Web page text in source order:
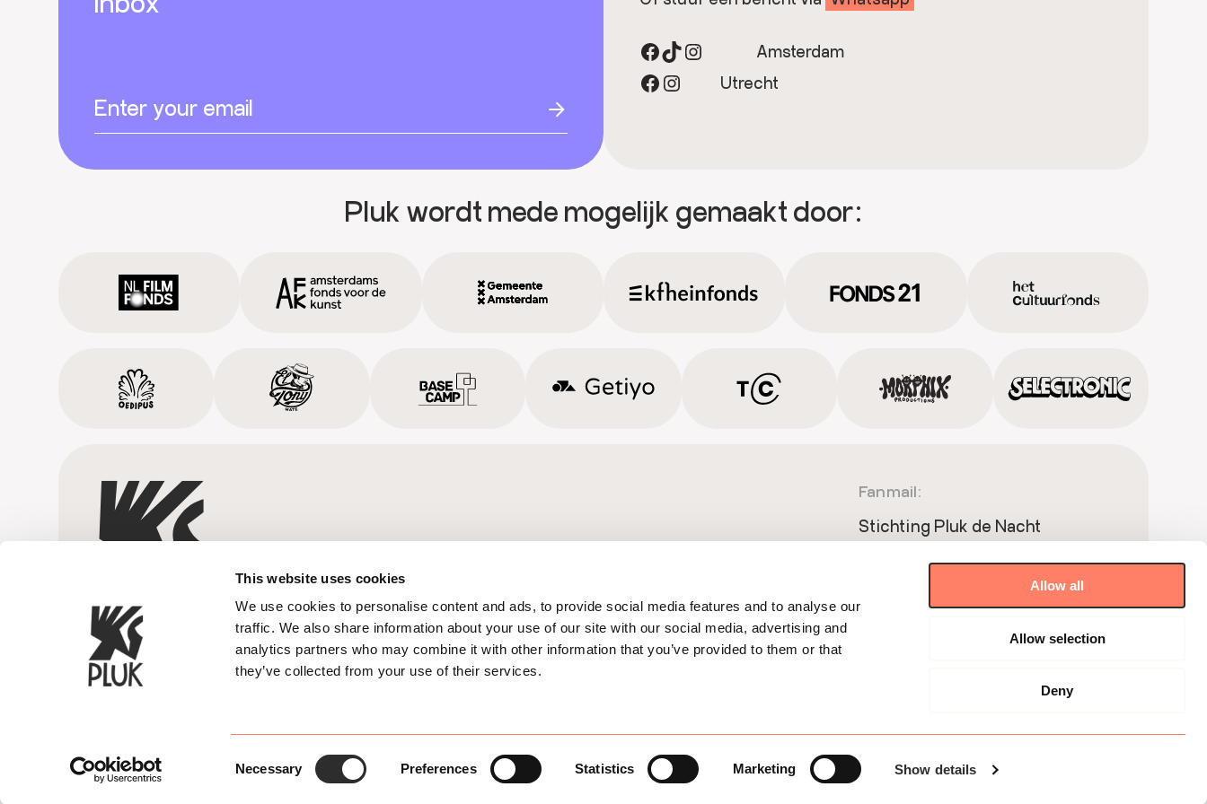
This website uses cookies
We use cookies to personalise content and ads, to provide social media features and to analyse our
traffic. We also share information about your use of our site with our social media, advertising and
analytics partners who may combine it with other information that you’ve provided to them or that
they’ve collected from your use of their services.
Necessary Preferences Statistics Marketing Show details
Allow all
Allow selection
Deny
Facebook TikTok Instagram Amsterdam
Facebook Instagram Utrecht
Pluk wordt mede mogelijk gemaakt door:
Fanmail:
Stichting Pluk de Nacht
1007 ED Amsterdam
Meet & Greet:
Wibautstraat 150 BP1.68
© 2026 Pluk de nacht. All rights reserved.